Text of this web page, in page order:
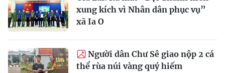
xung kích vì Nhân dân phục vụ”
xã Ia O
Người dân Chư Sê giao nộp 2 cá
thể rùa núi vàng quý hiếm